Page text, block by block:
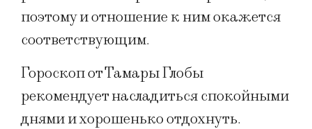
поэтому и отношение к ним окажется
соответствующим.
Гороскоп от Тамары Глобы
рекомендует насладиться спокойными
днями и хорошенько отдохнуть.